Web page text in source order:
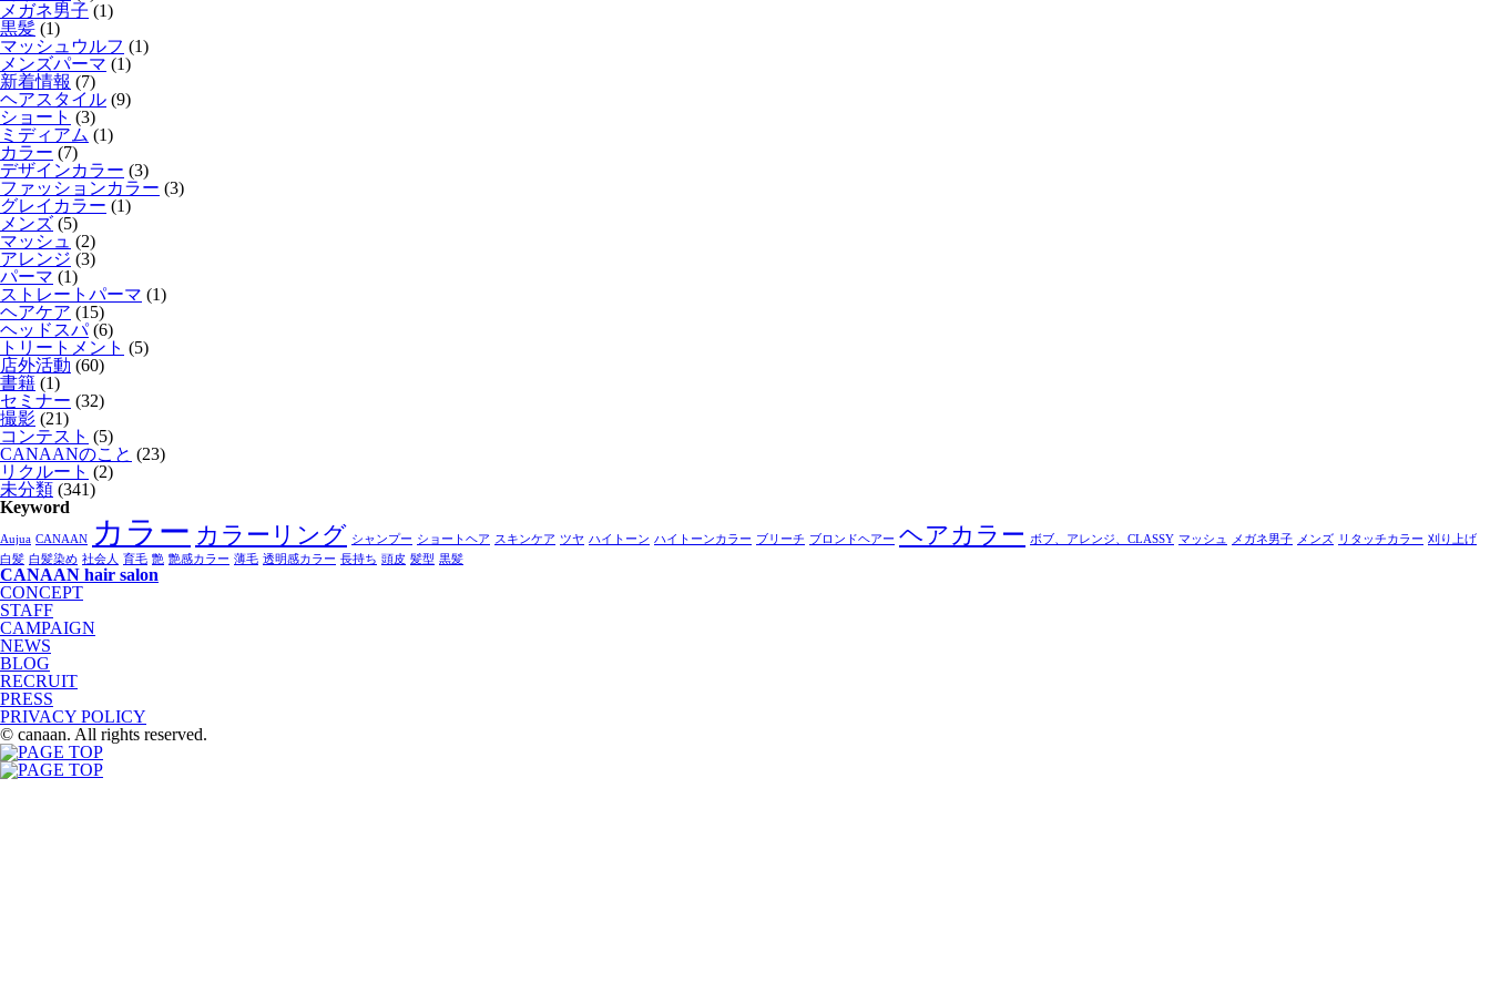
メガネ男子 (1)
黒髪 (1)
マッシュウルフ (1)
メンズパーマ (1)
新着情報 (7)
ヘアスタイル (9)
ショート (3)
ミディアム (1)
カラー (7)
デザインカラー (3)
ファッションカラー (3)
グレイカラー (1)
メンズ (5)
マッシュ (2)
アレンジ (3)
パーマ (1)
ストレートパーマ (1)
ヘアケア (15)
ヘッドスパ(6)
トリートメント (5)
店外活動 (60)
書籍 (1)
セミナー (32)
撮影 (21)
コンテスト (5)
CANAANのこと (23)
リクルート (2)
未分類 (341)
Keyword
Aujua CANAAN カラー カラーリング シャンプー ショートヘア スキンケア ツヤ ハイトーン ハイトーンカラー ブリーチ ブロンドヘアー ヘアカラー ボブ、アレンジ、CLASSY マッシュ メガネ男子 メンズ リタッチカラー 刈り上げ
白髪 白髪染め 社会人 育毛 艶 艶感カラー 薄毛 透明感カラー 長持ち 頭皮 髪型 黒髪
CANAAN hair salon
CONCEPT
STAFF
CAMPAIGN
NEWS
BLOG
RECRUIT
PRESS
PRIVACY POLICY
© canaan. All rights reserved.